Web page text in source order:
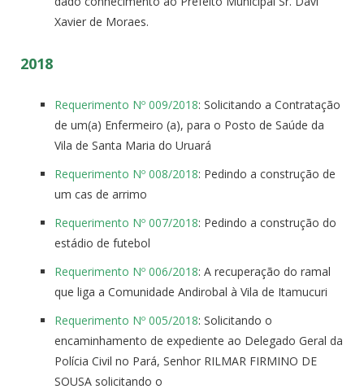
Xavier de Moraes.
2018
Requerimento Nº 009/2018: Solicitando a Contratação
de um(a) Enfermeiro (a), para o Posto de Saúde da
Vila de Santa Maria do Uruará
Requerimento Nº 008/2018: Pedindo a construção de
um cas de arrimo
Requerimento Nº 007/2018: Pedindo a construção do
estádio de futebol
Requerimento Nº 006/2018: A recuperação do ramal
que liga a Comunidade Andirobal à Vila de Itamucuri
Requerimento Nº 005/2018: Solicitando o
encaminhamento de expediente ao Delegado Geral da
Polícia Civil no Pará, Senhor RILMAR FIRMINO DE
SOUSA solicitando o